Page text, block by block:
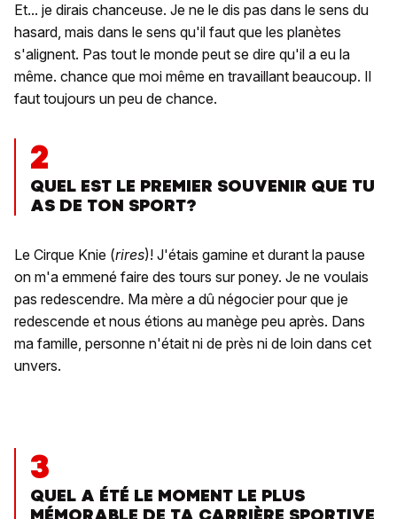
Et... je dirais chanceuse. Je ne le dis pas dans le sens du
hasard, mais dans le sens qu'il faut que les planètes
s'alignent. Pas tout le monde peut se dire qu'il a eu la
même. chance que moi même en travaillant beaucoup. Il
faut toujours un peu de chance.
2
QUEL EST LE PREMIER SOUVENIR QUE TU
AS DE TON SPORT?
Le Cirque Knie (rires)! J'étais gamine et durant la pause
on m'a emmené faire des tours sur poney. Je ne voulais
pas redescendre. Ma mère a dû négocier pour que je
redescende et nous étions au manège peu après. Dans
ma famille, personne n'était ni de près ni de loin dans cet
unvers.
3
QUEL A ÉTÉ LE MOMENT LE PLUS